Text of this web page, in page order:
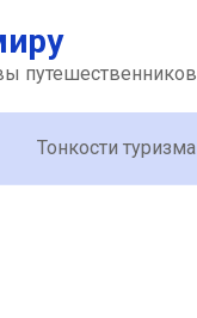
путешественников
Тонкости туризма